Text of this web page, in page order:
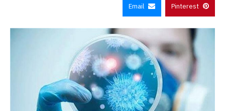
Pinterest
Email